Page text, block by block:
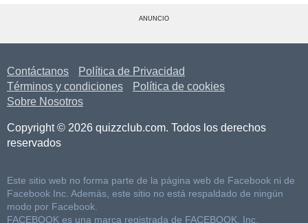
ANUNCIO
Contáctanos
Política de Privacidad
Términos y condiciones
Política de cookies
Sobre Nosotros
Copyright © 2026 quizzclub.com. Todos los derechos
reservados
Este sitio web no forma parte de la página web de Facebook ni de
Facebook Inc. Además, este sitio no está respaldado de ningún
modo por Facebook.
FACEBOOK es una marca registrada de FACEBOOK, Inc.